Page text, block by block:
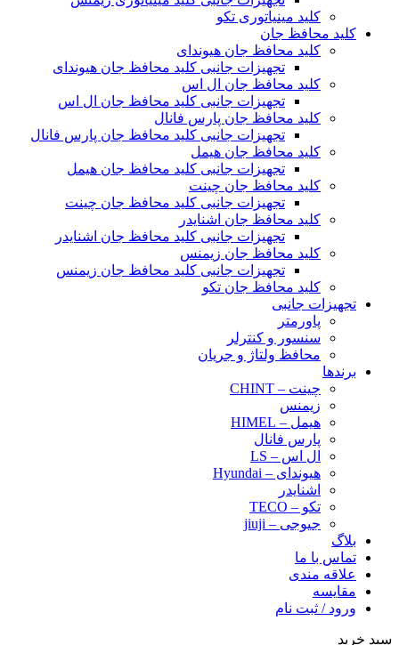
کلید مینیاتوری تکو
کلید محافظ جان
کلید محافظ جان هیوندای
تجهیزات جانبی کلید محافظ جان هیوندای
کلید محافظ جان ال اس
تجهیزات جانبی کلید محافظ جان ال اس
کلید محافظ جان پارس فانال
تجهیزات جانبی کلید محافظ جان پارس فانال
کلید محافظ جان هیمل
تجهیزات جانبی کلید محافظ جان هیمل
کلید محافظ جان چینت
تجهیزات جانبی کلید محافظ جان چینت
کلید محافظ جان اشنایدر
تجهیزات جانبی کلید محافظ جان اشنایدر
کلید محافظ جان زیمنس
تجهیزات جانبی کلید محافظ جان زیمنس
کلید محافظ جان تکو
تجهیزات جانبی
پاورمتر
سنسور و کنترلر
محافظ ولتاژ و‌ جریان
برندها
چینت – CHINT
زیمنس
هیمل – HIMEL
پارس فانال
ال اس – LS
هیوندای – Hyundai
اشنایدر
تکو – TECO
جیوجی – jiuji
بلاگ
تماس با ما
علاقه مندی
مقایسه
ورود / ثبت نام
سبد خرید